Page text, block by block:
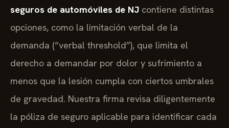
seguros de automóviles de NJ contiene distintas
opciones, como la limitación verbal de la
demanda (“verbal threshold”), que limita el
derecho a demandar por dolor y sufrimiento a
menos que la lesión cumpla con ciertos umbrales
de gravedad. Nuestra firma revisa diligentemente
la póliza de seguro aplicable para identificar cada